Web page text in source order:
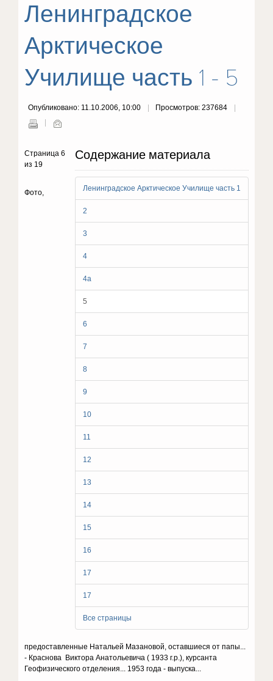
Ленинградское
Арктическое
Училище часть 1 - 5
Опубликовано: 11.10.2006, 10:00 Просмотров: 237684
Содержание материала
Ленинградское Арктическое Училище часть 1
2
3
4
4а
5
6
7
8
9
10
11
12
13
14
15
16
17
17
Все страницы
Страница 6
из 19
Фото,
предоставленные Натальей Мазановой, оставшиеся от папы...
- Краснова Виктора Анатольевича ( 1933 г.р.), курсанта
Геофизического отделения... 1953 года - выпуска...